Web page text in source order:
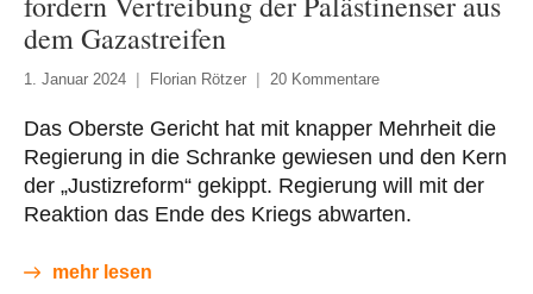
dem Gazastreifen
1. Januar 2024 Florian Rötzer 20 Kommentare
Das Oberste Gericht hat mit knapper Mehrheit die
Regierung in die Schranke gewiesen und den Kern
der „Justizreform“ gekippt. Regierung will mit der
Reaktion das Ende des Kriegs abwarten.
mehr lesen